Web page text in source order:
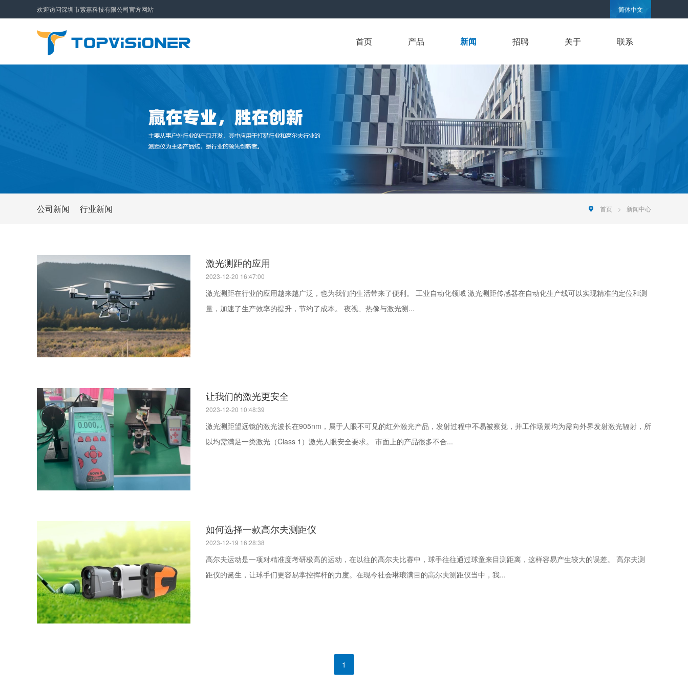
简体中文
欢迎访问深圳市紫嘉科技有限公司官方网站
首页 产品 新闻 招聘 关于 联系
公司新闻 行业新闻 首页 新闻中心
激光测距的应用
2023-12-20 16:47:00
激光测距在行业的应用越来越广泛，也为我们的生活带来了便利。 工业自动化领域 激光测距传感器在自动化生产线可以实现精准的定位和测
量，加速了生产效率的提升，节约了成本。 夜视、热像与激光测...
让我们的激光更安全
2023-12-20 10:48:39
激光测距望远镜的激光波长在905nm，属于人眼不可见的红外激光产品，发射过程中不易被察觉，并工作场景均为需向外界发射激光辐射，所
以均需满足一类激光（Class 1）激光人眼安全要求。 市面上的产品很多不合...
如何选择一款高尔夫测距仪
2023-12-19 16:28:38
高尔夫运动是一项对精准度考研极高的运动，在以往的高尔夫比赛中，球手往往通过球童来目测距离，这样容易产生较大的误差。 高尔夫测
距仪的诞生，让球手们更容易掌控挥杆的力度。在现今社会琳琅满目的高尔夫测距仪当中，我...
1